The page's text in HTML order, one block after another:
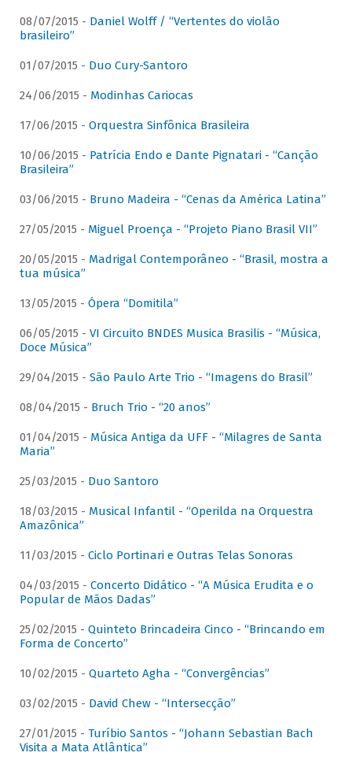
08/07/2015 - Daniel Wolff / “Vertentes do violão
brasileiro”
01/07/2015 - Duo Cury-Santoro
24/06/2015 - Modinhas Cariocas
17/06/2015 - Orquestra Sinfônica Brasileira
10/06/2015 - Patrícia Endo e Dante Pignatari - “Canção
Brasileira”
03/06/2015 - Bruno Madeira - “Cenas da América Latina”
27/05/2015 - Miguel Proença - “Projeto Piano Brasil VII”
20/05/2015 - Madrigal Contemporâneo - “Brasil, mostra a
tua música”
13/05/2015 - Ópera “Domitila”
06/05/2015 - VI Circuito BNDES Musica Brasilis - “Música,
Doce Música”
29/04/2015 - São Paulo Arte Trio - “Imagens do Brasil”
08/04/2015 - Bruch Trio - “20 anos”
01/04/2015 - Música Antiga da UFF - “Milagres de Santa
Maria”
25/03/2015 - Duo Santoro
18/03/2015 - Musical Infantil - “Operilda na Orquestra
Amazônica”
11/03/2015 - Ciclo Portinari e Outras Telas Sonoras
04/03/2015 - Concerto Didático - “A Música Erudita e o
Popular de Mãos Dadas”
25/02/2015 - Quinteto Brincadeira Cinco - “Brincando em
Forma de Concerto”
10/02/2015 - Quarteto Agha - “Convergências”
03/02/2015 - David Chew - “Intersecção”
27/01/2015 - Turíbio Santos - “Johann Sebastian Bach
Visita a Mata Atlântica”